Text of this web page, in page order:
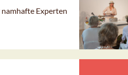
Experten